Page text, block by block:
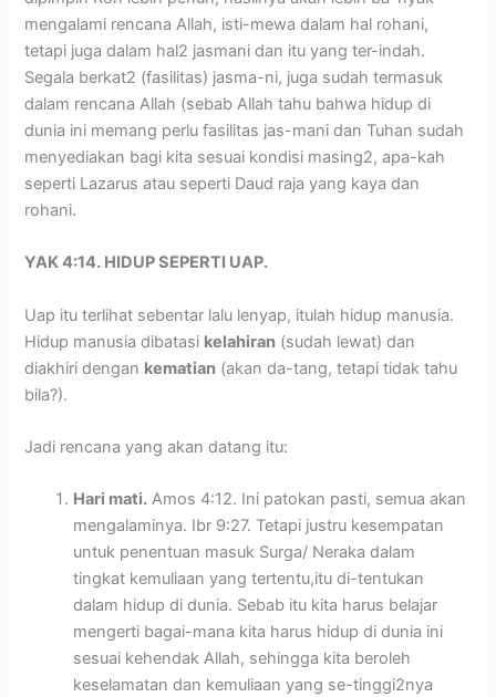
mengalami rencana Allah, isti-mewa dalam hal rohani,
tetapi juga dalam hal2 jasmani dan itu yang ter-indah.
Segala berkat2 (fasilitas) jasma-ni, juga sudah termasuk
dalam rencana Allah (sebab Allah tahu bahwa hidup di
dunia ini memang perlu fasilitas jas-mani dan Tuhan sudah
menyediakan bagi kita sesuai kondisi masing2, apa-kah
seperti Lazarus atau seperti Daud raja yang kaya dan
rohani.
YAK 4:14. HIDUP SEPERTI UAP.
Uap itu terlihat sebentar lalu lenyap, itulah hidup manusia.
Hidup manusia dibatasi kelahiran (sudah lewat) dan
diakhiri dengan kematian (akan da-tang, tetapi tidak tahu
bila?).
Jadi rencana yang akan datang itu:
Hari mati. Amos 4:12. Ini patokan pasti, semua akan
mengalaminya. Ibr 9:27. Tetapi justru kesempatan
untuk penentuan masuk Surga/ Neraka dalam
tingkat kemuliaan yang tertentu,itu di-tentukan
dalam hidup di dunia. Sebab itu kita harus belajar
mengerti bagai-mana kita harus hidup di dunia ini
sesuai kehendak Allah, sehingga kita beroleh
keselamatan dan kemuliaan yang se-tinggi2nya